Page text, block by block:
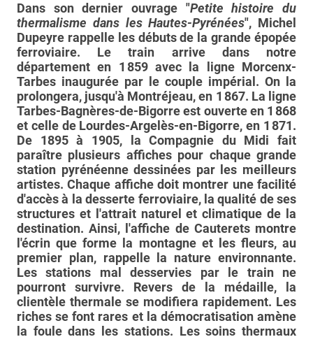
Dans son dernier ouvrage "Petite histoire du
thermalisme dans les Hautes-Pyrénées", Michel
Dupeyre rappelle les débuts de la grande épopée
ferroviaire. Le train arrive dans notre
département en 1 859 avec la ligne Morcenx-
Tarbes inaugurée par le couple impérial. On la
prolongera, jusqu'à Montréjeau, en 1 867. La ligne
Tarbes-Bagnères-de-Bigorre est ouverte en 1 868
et celle de Lourdes-Argelès-en-Bigorre, en 1 871.
De 1895 à 1905, la Compagnie du Midi fait
paraître plusieurs affiches pour chaque grande
station pyrénéenne dessinées par les meilleurs
artistes. Chaque affiche doit montrer une facilité
d'accès à la desserte ferroviaire, la qualité de ses
structures et l'attrait naturel et climatique de la
destination. Ainsi, l'affiche de Cauterets montre
l'écrin que forme la montagne et les fleurs, au
premier plan, rappelle la nature environnante.
Les stations mal desservies par le train ne
pourront survivre. Revers de la médaille, la
clientèle thermale se modifiera rapidement. Les
riches se font rares et la démocratisation amène
la foule dans les stations. Les soins thermaux